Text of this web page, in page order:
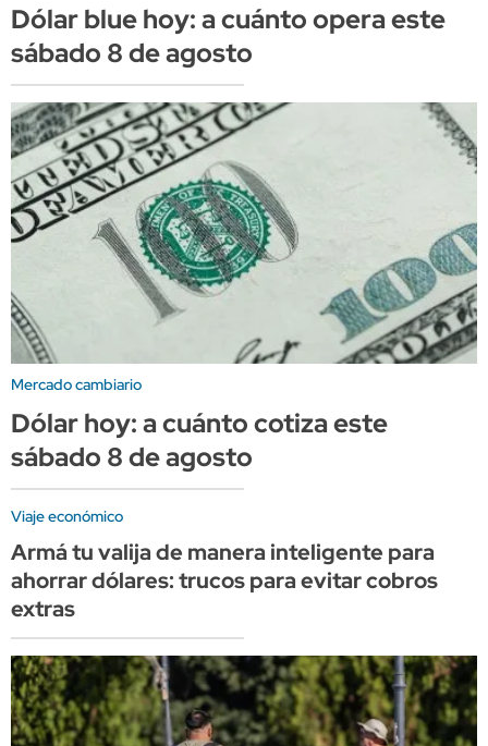
Dólar blue hoy: a cuánto opera este
sábado 8 de agosto
Mercado cambiario
Dólar hoy: a cuánto cotiza este
sábado 8 de agosto
Viaje económico
Armá tu valija de manera inteligente para
ahorrar dólares: trucos para evitar cobros
extras